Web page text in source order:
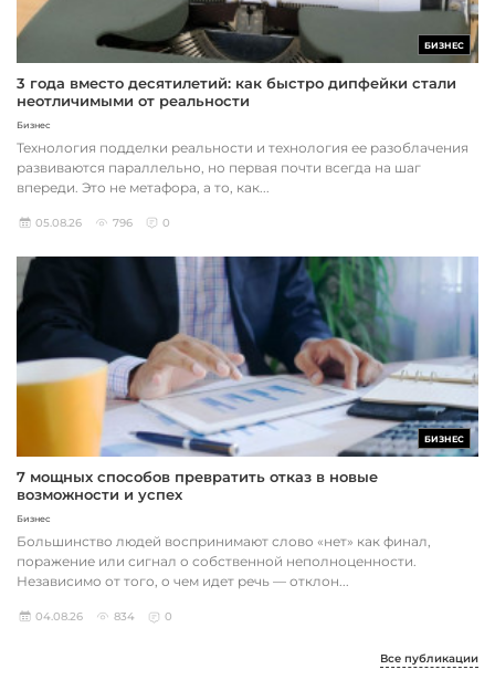
БИЗНЕС
3 года вместо десятилетий: как быстро дипфейки стали
неотличимыми от реальности
Бизнес
Технология подделки реальности и технология ее разоблачения
развиваются параллельно, но первая почти всегда на шаг
впереди. Это не метафора, а то, как...
05.08.26 796 0
БИЗНЕС
7 мощных способов превратить отказ в новые
возможности и успех
Бизнес
Большинство людей воспринимают слово «нет» как финал,
поражение или сигнал о собственной неполноценности.
Независимо от того, о чем идет речь — отклон...
04.08.26 834 0
Все публикации